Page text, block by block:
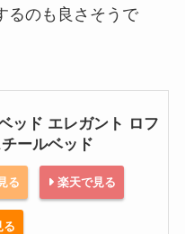
るのも良さそうで
ッド エレガント ロフ
チールベッド
る 楽天で見る